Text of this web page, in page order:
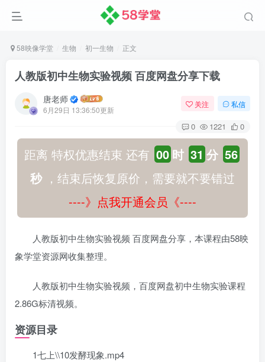
58映像学堂 生物 初一生物 正文
人教版初中生物实验视频 百度网盘分享下载
唐老师
6月29日 13:36:50更新
关注 私信
0 1221 0
距离 特权优惠结束 还有 00 时 31 分 56
秒，结束后恢复原价，需要就不要错过
----》点我开通会员《----
人教版初中生物实验视频 百度网盘分享，本课程由58映
象学堂资源网收集整理。
人教版初中生物实验视频，百度网盘初中生物实验课程
2.86G标清视频。
资源目录
1七上\\10发酵现象.mp4